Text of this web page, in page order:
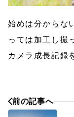
始めは分からな
っては加工し撮
カメラ成長記録
前の記事へ